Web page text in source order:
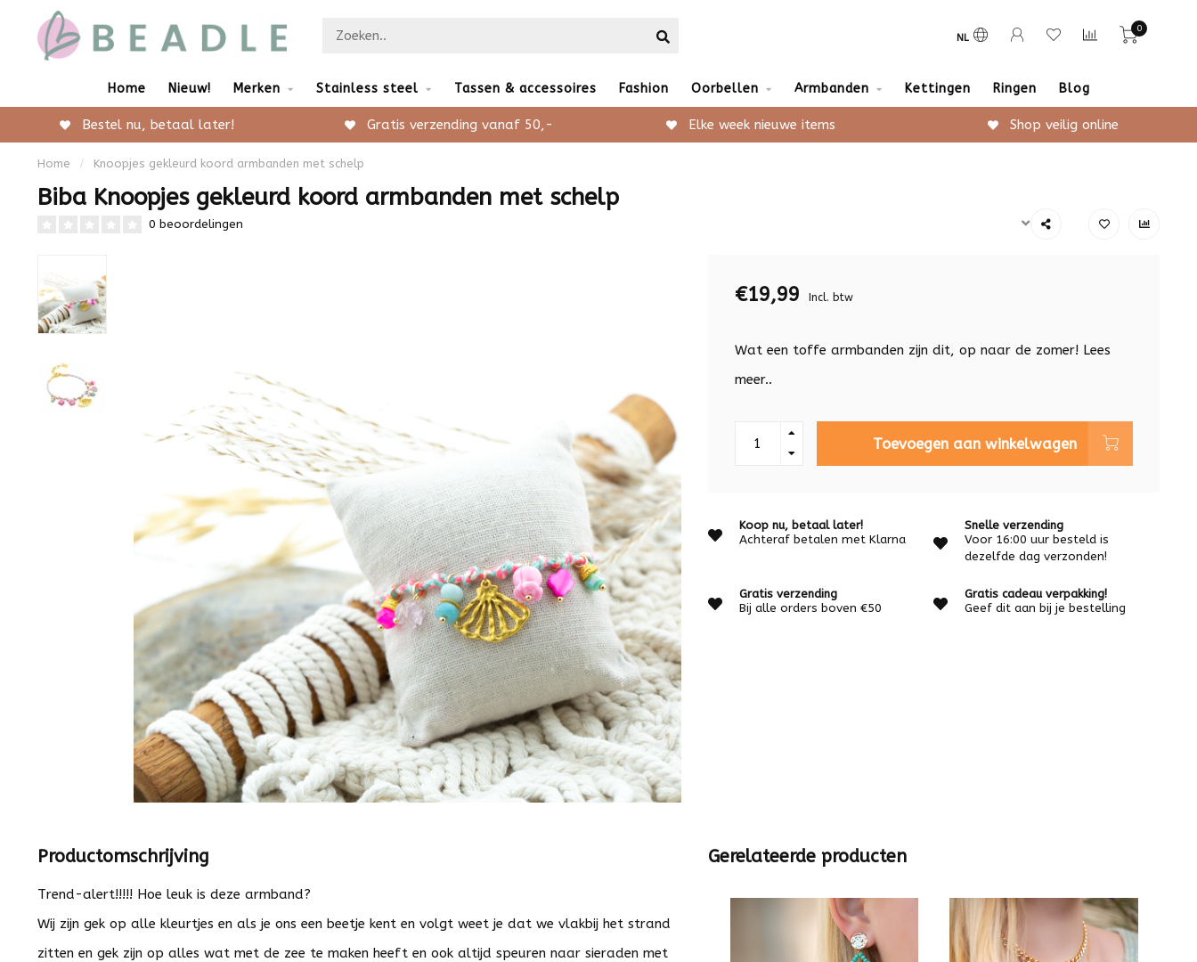
NL
0
Home Nieuw! Merken Stainless steel Tassen & accessoires Fashion Oorbellen Armbanden Kettingen Ringen Blog
Bestel nu, betaal later! Gratis verzending vanaf 50,- Elke week nieuwe items Shop veilig online
Home / Knoopjes gekleurd koord armbanden met schelp
Biba Knoopjes gekleurd koord armbanden met schelp
0 beoordelingen
€19,99 Incl. btw
Wat een toffe armbanden zijn dit, op naar de zomer! Lees
meer..
Toevoegen aan winkelwagen
Koop nu, betaal later!
Achteraf betalen met Klarna
Snelle verzending
Voor 16:00 uur besteld is
dezelfde dag verzonden!
Gratis verzending
Bij alle orders boven €50
Gratis cadeau verpakking!
Geef dit aan bij je bestelling
Productomschrijving
Trend-alert!!!!! Hoe leuk is deze armband?
Wij zijn gek op alle kleurtjes en als je ons een beetje kent en volgt weet je dat we vlakbij het strand
zitten en gek zijn op alles wat met de zee te maken heeft en ook altijd speuren naar sieraden met
Gerelateerde producten